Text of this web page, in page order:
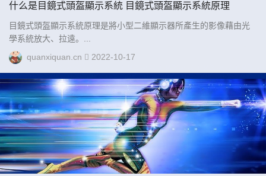
什么是目鏡式頭盔顯示系統 目鏡式頭盔顯示系統原理
目鏡式頭盔顯示系統原理是將小型二維顯示器所產生的影像藉由光
學系統放大、拉遠。...
quanxiquan.cn
2022-10-17